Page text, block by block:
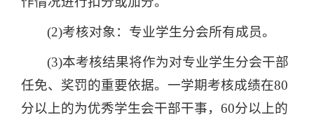
(2)考核对象：专业学生分会所有成员。
(3)本考核结果将作为对专业学生分会干部
任免、奖罚的重要依据。一学期考核成绩在80
分以上的为优秀学生会干部干事，60分以上的